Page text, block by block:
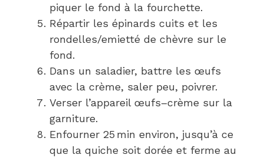
piquer le fond à la fourchette.
Répartir les épinards cuits et les
rondelles/emietté de chèvre sur le
fond.
Dans un saladier, battre les œufs
avec la crème, saler peu, poivrer.
Verser l’appareil œufs–crème sur la
garniture.
Enfourner 25 min environ, jusqu’à ce
que la quiche soit dorée et ferme au